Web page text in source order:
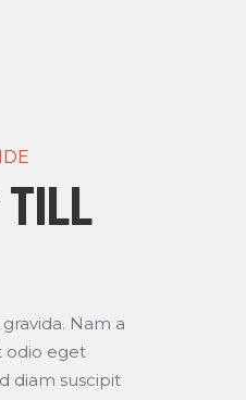
TILL
Nam a
odio eget
diam suscipit